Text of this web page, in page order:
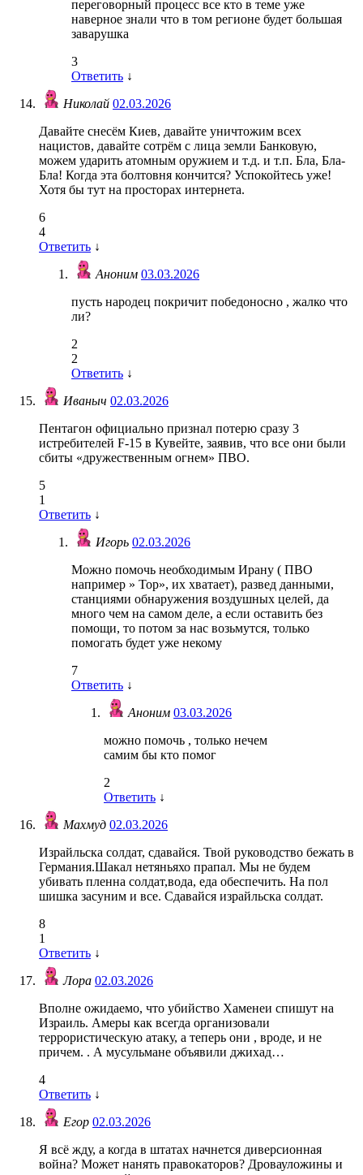
переговорный процесс все кто в теме уже
наверное знали что в том регионе будет большая
заварушка
3
Ответить ↓
Николай 02.03.2026
Давайте снесём Киев, давайте уничтожим всех
нацистов, давайте сотрём с лица земли Банковую,
можем ударить атомным оружием и т.д. и т.п. Бла, Бла-
Бла! Когда эта болтовня кончится? Успокойтесь уже!
Хотя бы тут на просторах интернета.
6
4
Ответить ↓
Аноним 03.03.2026
пусть народец покричит победоносно , жалко что
ли?
2
2
Ответить ↓
Иваныч 02.03.2026
Пентагон официально признал потерю сразу 3
истребителей F-15 в Кувейте, заявив, что все они были
сбиты «дружественным огнем» ПВО.
5
1
Ответить ↓
Игорь 02.03.2026
Можно помочь необходимым Ирану ( ПВО
например » Тор», их хватает), развед данными,
станциями обнаружения воздушных целей, да
много чем на самом деле, а если оставить без
помощи, то потом за нас возьмутся, только
помогать будет уже некому
7
Ответить ↓
Аноним 03.03.2026
можно помочь , только нечем
самим бы кто помог
2
Ответить ↓
Махмуд 02.03.2026
Израйльска солдат, сдавайся. Твой руководство бежать в
Германия.Шакал нетяньяхо прапал. Мы не будем
убивать пленна солдат,вода, еда обеспечить. На пол
шишка засуним и все. Сдавайся израйльска солдат.
8
1
Ответить ↓
Лора 02.03.2026
Вполне ожидаемо, что убийство Хаменеи спишут на
Израиль. Амеры как всегда организовали
террористическую атаку, а теперь они , вроде, и не
причем. . А мусульмане объявили джихад…
4
Ответить ↓
Егор 02.03.2026
Я всë жду, а когда в штатах начнется диверсионная
война? Может нанять правокаторов? Дровауложины и